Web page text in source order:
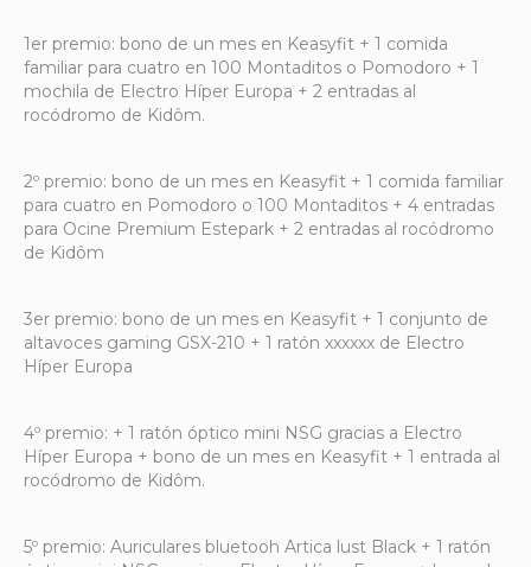
1er premio: bono de un mes en Keasyfit + 1 comida
familiar para cuatro en 100 Montaditos o Pomodoro + 1
mochila de Electro Híper Europa + 2 entradas al
rocódromo de Kidôm.
2º premio: bono de un mes en Keasyfit + 1 comida familiar
para cuatro en Pomodoro o 100 Montaditos + 4 entradas
para Ocine Premium Estepark + 2 entradas al rocódromo
de Kidôm
3er premio: bono de un mes en Keasyfit + 1 conjunto de
altavoces gaming GSX-210 + 1 ratón xxxxxx de Electro
Híper Europa
4º premio: + 1 ratón óptico mini NSG gracias a Electro
Híper Europa + bono de un mes en Keasyfit + 1 entrada al
rocódromo de Kidôm.
5º premio: Auriculares bluetooh Artica lust Black + 1 ratón